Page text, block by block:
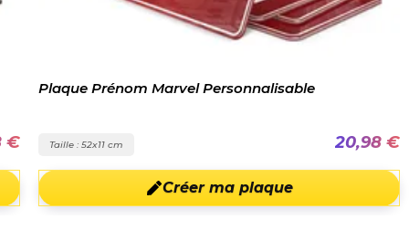
€
Plaque Prénom Marvel Personnalisable
Taille : 52x11 cm 20,98 €
Créer ma plaque